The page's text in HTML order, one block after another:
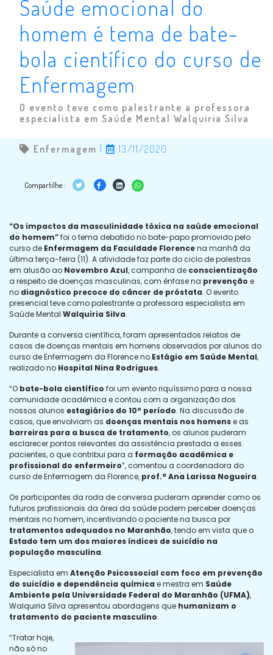
Saúde emocional do
homem é tema de bate-
bola científico do curso de
Enfermagem
O evento teve como palestrante a professora
especialista em Saúde Mental Walquiria Silva
Enfermagem | 13/11/2020
Compartilhe :
“Os impactos da masculinidade tóxica na saúde emocional
do homem”foi o tema debatido no bate-papo promovido pelo
curso de Enfermagem da Faculdade Florencena manhã da
última terça-feira (11). A atividade faz parte do ciclo de palestras
em alusão ao Novembro Azul, campanha de conscientização
a respeito de doenças masculinas, com ênfase na prevenção e
no diagnóstico precoce do câncer de próstata. O evento
presencial teve como palestrante a professora especialista em
Saúde Mental Walquiria Silva.
Durante a conversa científica, foram apresentados relatos de
casos de doenças mentais em homens observados por alunos do
curso de Enfermagem da Florence no Estágio em Saúde Mental,
realizado no Hospital Nina Rodrigues.
“O bate-bola científico foi um evento riquíssimo para a nossa
comunidade acadêmica e contou com a organização dos
nossos alunos estagiários do 10º período. Na discussão de
casos, que envolviam as doenças mentais nos homense as
barreiras para a busca de tratamento, os alunos puderam
esclarecer pontos relevantes da assistência prestada a esses
pacientes, o que contribui para a formação acadêmica e
profissional do enfermeiro”, comentou a coordenadora do
curso de Enfermagem da Florence, prof.ª Ana Larissa Nogueira.
Os participantes da roda de conversa puderam aprender como os
futuros profissionais da área da saúde podem perceber doenças
mentais no homem, incentivando o paciente na busca por
tratamentos adequados no Maranhão, tendo em vista que o
Estado tem um dos maiores índices de suicídio na
população masculina.
Especialista em Atenção Psicossocial com foco em prevenção
do suicídio e dependência química e mestra em Saúde
Ambiente pela Universidade Federal do Maranhão (UFMA),
Walquiria Silva apresentou abordagens que humanizam o
tratamento do paciente masculino.
“Tratar hoje,
não só no